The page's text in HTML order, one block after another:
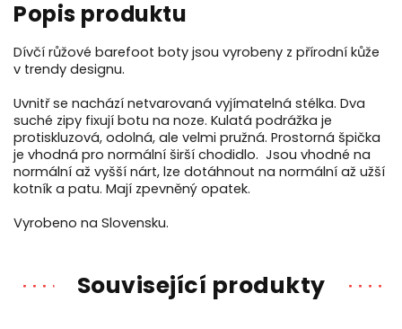
Dívčí růžové barefoot boty jsou vyrobeny z přírodní kůže
v trendy designu.
Uvnitř se nachází netvarovaná vyjímatelná stélka. Dva
suché zipy fixují botu na noze. Kulatá podrážka je
protiskluzová, odolná, ale velmi pružná. Prostorná špička
je vhodná pro normální širší chodidlo. Jsou vhodné na
normální až vyšší nárt, lze dotáhnout na normální až užší
kotník a patu. Mají zpevněný opatek.
Vyrobeno na Slovensku.
Související produkty